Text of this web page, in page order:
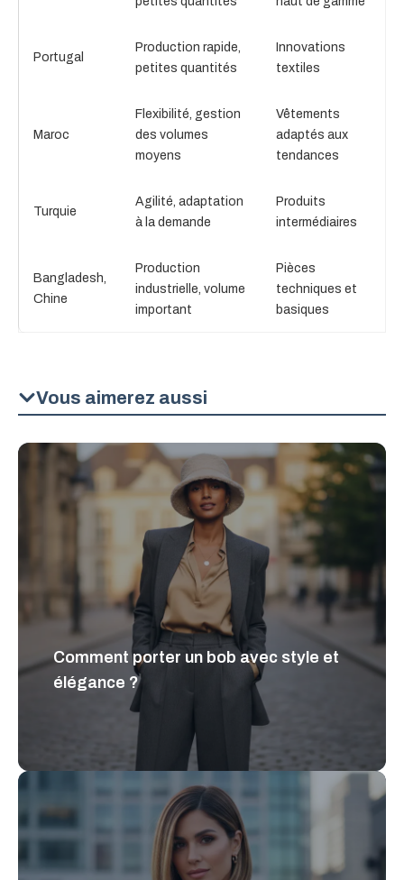
Portugal
Production rapide,
petites quantités
Innovations
textiles
Maroc
Flexibilité, gestion
des volumes
moyens
Vêtements
adaptés aux
tendances
Turquie
Agilité, adaptation
à la demande
Produits
intermédiaires
Bangladesh,
Chine
Production
industrielle, volume
important
Pièces
techniques et
basiques
Vous aimerez aussi
Comment porter un bob avec style et
élégance ?